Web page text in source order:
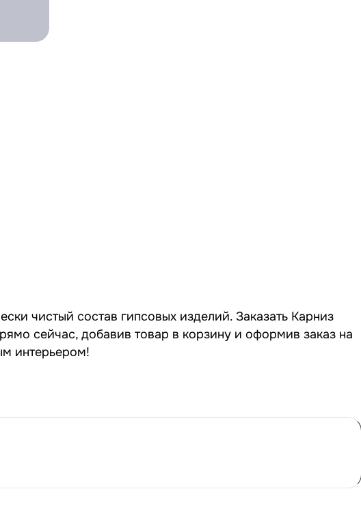
чистый состав гипсовых изделий. Заказать Карниз
сейчас, добавив товар в корзину и оформив заказ на
интерьером!